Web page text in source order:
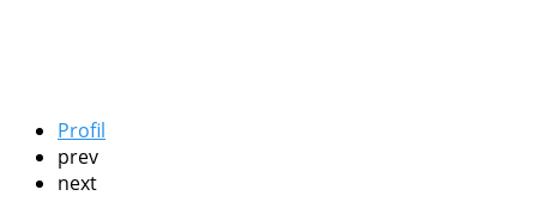
Profil
prev
next